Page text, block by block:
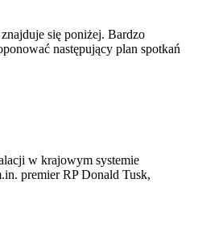
się poniżej. Bardzo
następujący plan spotkań
w krajowym systemie
premier RP Donald Tusk,